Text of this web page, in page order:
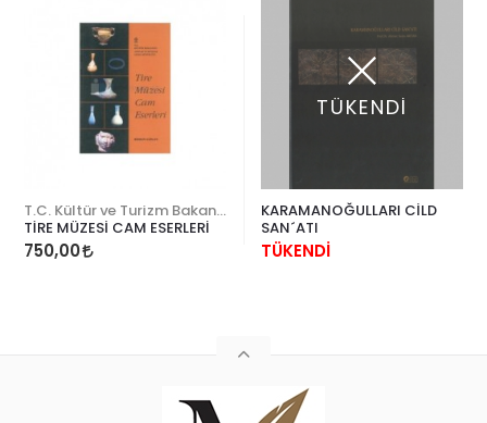
TİRE MÜZESİ CAM ESERLERİ
750,00
TÜKENDİ
KARAMANOĞULLARI CİLD
SAN´ATI
TÜKENDİ